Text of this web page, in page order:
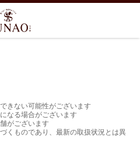
きない可能性がございます
なる場合がございます
がございます
くものであり、最新の取扱状況とは異